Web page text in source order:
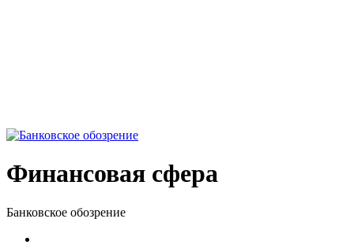
Финансовая сфера
Банковское обозрение